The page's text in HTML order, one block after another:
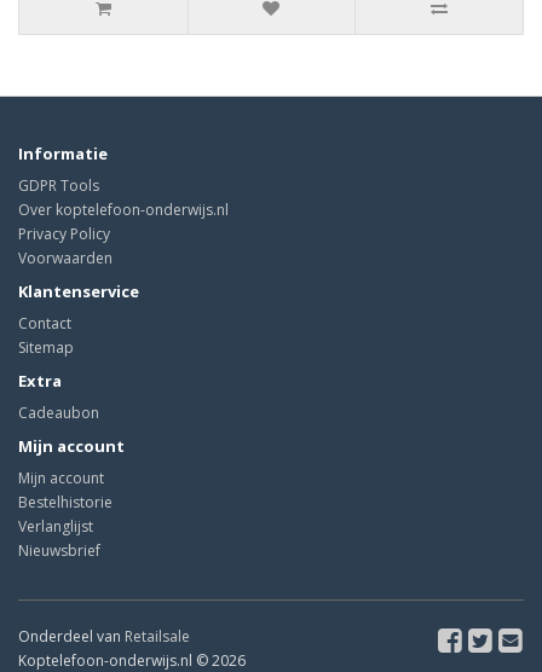
Informatie
GDPR Tools
Over koptelefoon-onderwijs.nl
Privacy Policy
Voorwaarden
Klantenservice
Contact
Sitemap
Extra
Cadeaubon
Mijn account
Mijn account
Bestelhistorie
Verlanglijst
Nieuwsbrief
Onderdeel van Retailsale
Koptelefoon-onderwijs.nl © 2026